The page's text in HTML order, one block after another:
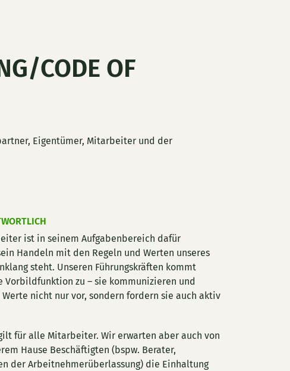
CODE OF
Eigentümer, Mitarbeiter und der
ist in seinem Aufgabenbereich dafür
Handeln mit den Regeln und Werten unseres
steht. Unseren Führungskräften kommt
Vorbildfunktion zu – sie kommunizieren und
nicht nur vor, sondern fordern sie auch aktiv
für alle Mitarbeiter. Wir erwarten aber auch von
Hause Beschäftigten (bspw. Berater,
der Arbeitnehmerüberlassung) die Einhaltung